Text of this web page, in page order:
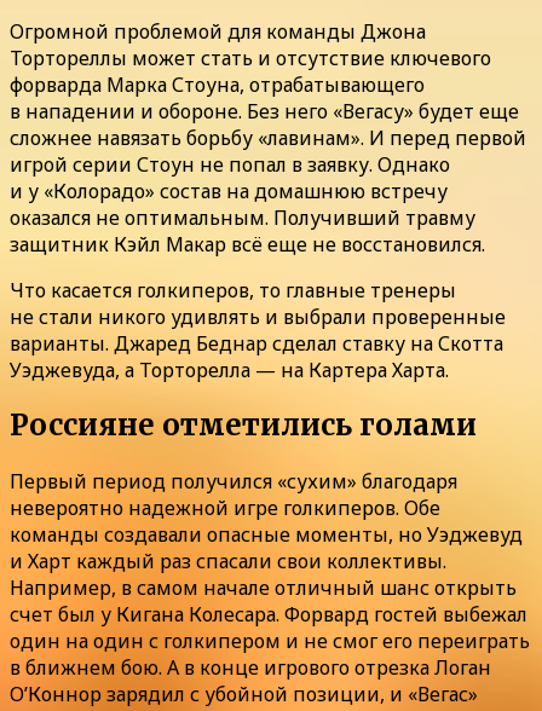
Огромной проблемой для команды Джона
Тортореллы может стать и отсутствие ключевого
форварда Марка Стоуна, отрабатывающего
в нападении и обороне. Без него «Вегасу» будет еще
сложнее навязать борьбу «лавинам». И перед первой
игрой серии Стоун не попал в заявку. Однако
и у «Колорадо» состав на домашнюю встречу
оказался не оптимальным. Получивший травму
защитник Кэйл Макар всё еще не восстановился.
Что касается голкиперов, то главные тренеры
не стали никого удивлять и выбрали проверенные
варианты. Джаред Беднар сделал ставку на Скотта
Уэджевуда, а Торторелла — на Картера Харта.
Россияне отметились голами
Первый период получился «сухим» благодаря
невероятно надежной игре голкиперов. Обе
команды создавали опасные моменты, но Уэджевуд
и Харт каждый раз спасали свои коллективы.
Например, в самом начале отличный шанс открыть
счет был у Кигана Колесара. Форвард гостей выбежал
один на один с голкипером и не смог его переиграть
в ближнем бою. А в конце игрового отрезка Логан
О’Коннор зарядил с убойной позиции, и «Вегас»